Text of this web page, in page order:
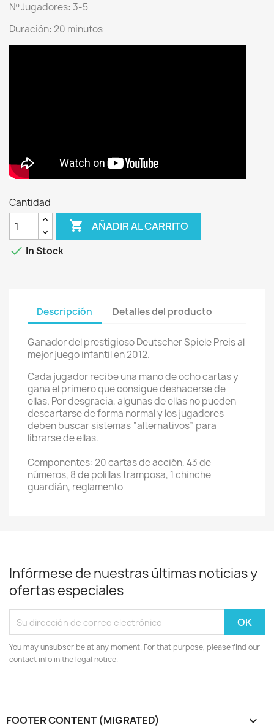
Nº Jugadores: 3-5
Duración: 20 minutos
Cantidad
 AÑADIR AL CARRITO
 In Stock
Descripción Detalles del producto
Ganador del prestigioso Deutscher Spiele Preis al
mejor juego infantil en 2012.
Cada jugador recibe una mano de ocho cartas y
gana el primero que consigue deshacerse de
ellas. Por desgracia, algunas de ellas no pueden
descartarse de forma normal y los jugadores
deben buscar sistemas “alternativos” para
librarse de ellas.
Componentes: 20 cartas de acción, 43 de
números, 8 de polillas tramposa, 1 chinche
guardián, reglamento
Infórmese de nuestras últimas noticias y
ofertas especiales
You may unsubscribe at any moment. For that purpose, please find our
contact info in the legal notice.
FOOTER CONTENT (MIGRATED) 